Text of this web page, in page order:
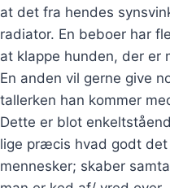
at det fra hendes
radiator. En beboer har
at klappe hunden, der er
En anden vil gerne give
tallerken han kommer
Dette er blot
lige præcis hvad godt det
mennesker; skaber